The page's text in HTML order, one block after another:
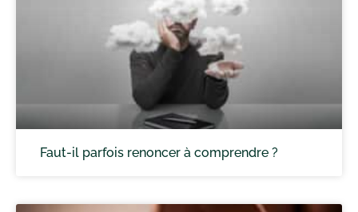
Faut-il parfois renoncer à comprendre ?